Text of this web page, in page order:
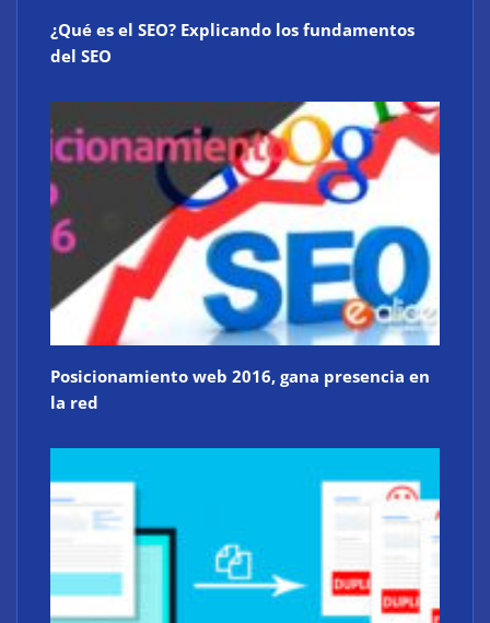
¿Qué es el SEO? Explicando los fundamentos
del SEO
Posicionamiento web 2016, gana presencia en
la red